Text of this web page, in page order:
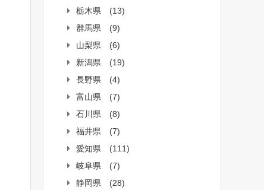
栃木県
(13)
群馬県
(9)
山梨県
(6)
新潟県
(19)
長野県
(4)
富山県
(7)
石川県
(8)
福井県
(7)
愛知県
(111)
岐阜県
(7)
静岡県
(28)